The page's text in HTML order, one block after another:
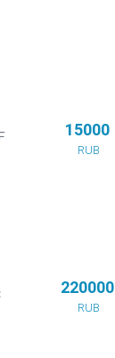
15000
RUB
220000
RUB